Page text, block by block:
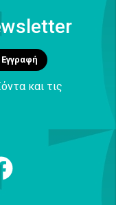
Εγγραφή
και τις